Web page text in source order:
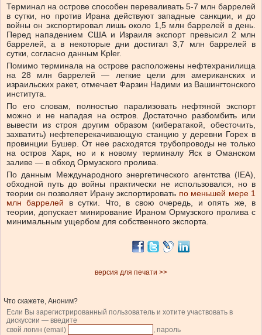
Терминал на острове способен переваливать 5-7 млн баррелей
в сутки, но против Ирана действуют западные санкции, и до
войны он экспортировал лишь около 1,5 млн баррелей в день.
Перед нападением США и Израиля экспорт превысил 2 млн
баррелей, а в некоторые дни достигал 3,7 млн баррелей в
сутки, согласно данным Kpler.
Помимо терминала на острове расположены нефтехранилища
на 28 млн баррелей — легкие цели для американских и
израильских ракет, отмечает Фарзин Надими из Вашингтонского
института.
По его словам, полностью парализовать нефтяной экспорт
можно и не нападая на остров. Достаточно разбомбить или
вывести из строя другим образом (кибератакой, обесточить,
захватить) нефтеперекачивающую станцию у деревни Горех в
провинции Бушер. От нее расходятся трубопроводы не только
на остров Харк, но и к новому терминалу Яск в Оманском
заливе — в обход Ормузского пролива.
По данным Международного энергетического агентства (IEA),
обходной путь до войны практически не использовался, но в
теории он позволяет Ирану экспортировать по меньшей мере 1
млн баррелей в сутки. Что, в свою очередь, и опять же, в
теории, допускает минирование Ираном Ормузского пролива с
минимальным ущербом для собственного экспорта.
версия для печати >>
Что скажете, Аноним?
Если Вы зарегистрированный пользователь и хотите участвовать в
дискуссии — введите
свой логин (email)
, пароль